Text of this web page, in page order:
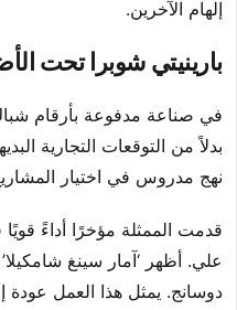
إلهام الآخرين.
بارينيتي شوبرا تحت
في صناعة مدفوعة بأرقام شباك
بدلاً من التوقعات التجارية
نهج مدروس في اختيار
قدمت الممثلة مؤخرًا أداءً قويًا
علي. أظهر ‘آمار سينغ
دوسانج. يمثل هذا العمل